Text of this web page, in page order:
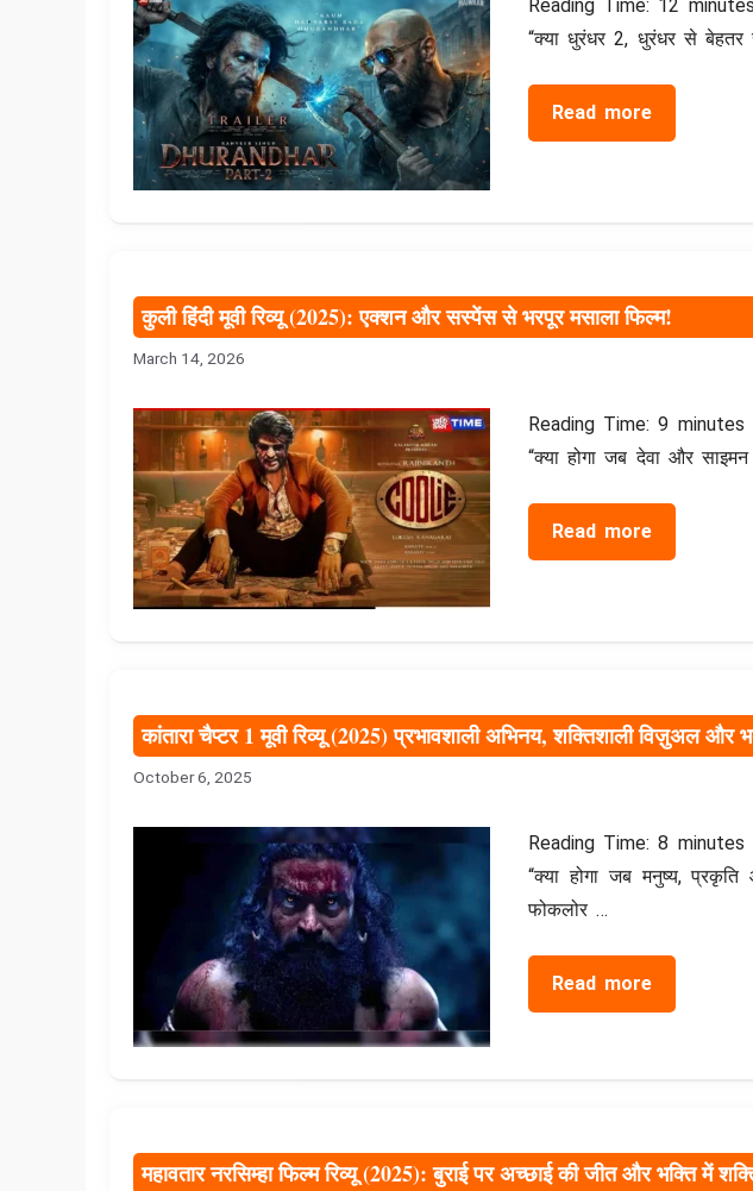
Reading Time: 12 minutes
“क्या धुरंधर 2, धुरंधर से
Read more
कुली हिंदी मूवी रिव्यू (2025): एक्शन और सस्पेंस से भरपूर मसाला फिल्म!
March 14, 2026
Reading Time:9 minutes
“क्या होगा जब देवा और
Read more
कांतारा चैप्टर 1 मूवी रिव्यू (2025) प्रभावशाली अभिनय, शक्तिशाली विज़ुअल और
October 6, 2025
Reading Time:8 minutes
“क्या होगा जब मनुष्य,
फोकलोर …
Read more
महावतार नरसिम्हा फिल्म रिव्यू (2025): बुराई पर अच्छाई की जीत और भक्ति में